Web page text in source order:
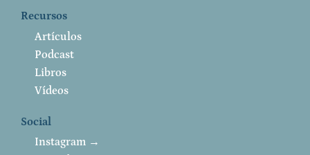
Recursos
Artículos
Podcast
Libros
Vídeos
Social
Instagram →